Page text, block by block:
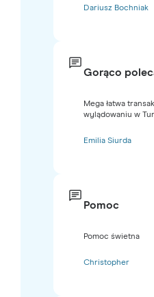
Dariusz Bochniak
Gorąco
Mega łatwa
wylądowaniu w
Emilia Siurda
Pomoc
Pomoc świetna
Christopher